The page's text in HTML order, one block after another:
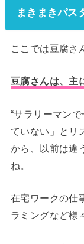
まきまきパス
ここでは豆腐さ
豆腐さんは、主
“サラリーマン
ていない」とリ
から、以前は違
ね。
在宅ワークの仕
ラミングなど様